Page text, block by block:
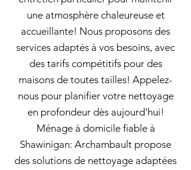
une atmosphère chaleureuse et
accueillante! Nous proposons des
services adaptés à vos besoins, avec
des tarifs compétitifs pour des
maisons de toutes tailles! Appelez-
nous pour planifier votre nettoyage
en profondeur dès aujourd'hui!
Ménage à domicile fiable à
Shawinigan: Archambault propose
des solutions de nettoyage adaptées